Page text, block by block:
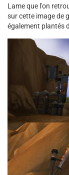
Lame que l'on
sur cette image de
également plantés